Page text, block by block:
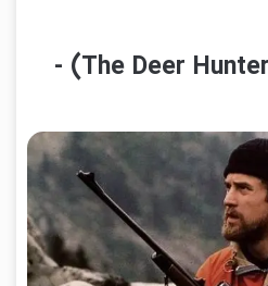
۳. شکارچی گوزن (The Deer Hunter) -